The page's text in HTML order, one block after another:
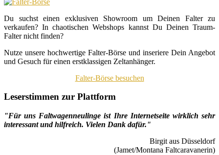
Du suchst einen exklusiven Showroom um Deinen Falter zu
verkaufen? In chaotischen Webshops kannst Du Deinen Traum-
Falter nicht finden?
Nutze unsere hochwertige Falter-Börse und inseriere Dein Angebot
und Gesuch für einen erstklassigen Zeltanhänger.
Falter-Börse besuchen
Leserstimmen zur Plattform
"Für uns Faltwagenneulinge ist Ihre Internetseite wirklich sehr
interessant und hilfreich. Vielen Dank dafür."
Birgit aus Düsseldorf
(Jamet/Montana Faltcaravanerin)